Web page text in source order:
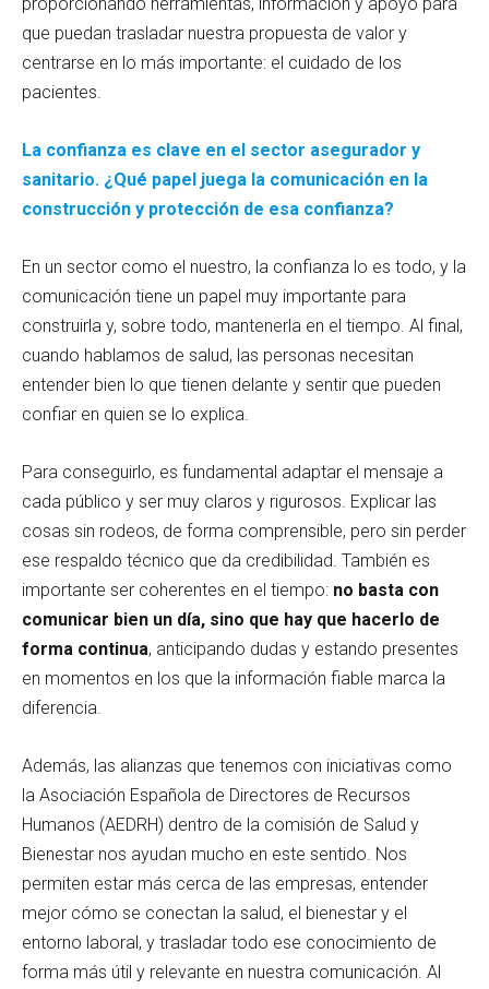
que puedan trasladar nuestra propuesta de valor y
centrarse en lo más importante: el cuidado de los
pacientes.
La confianza es clave en el sector asegurador y
sanitario. ¿Qué papel juega la comunicación en la
construcción y protección de esa confianza?
En un sector como el nuestro, la confianza lo es todo, y la
comunicación tiene un papel muy importante para
construirla y, sobre todo, mantenerla en el tiempo. Al final,
cuando hablamos de salud, las personas necesitan
entender bien lo que tienen delante y sentir que pueden
confiar en quien se lo explica.
Para conseguirlo, es fundamental adaptar el mensaje a
cada público y ser muy claros y rigurosos. Explicar las
cosas sin rodeos, de forma comprensible, pero sin perder
ese respaldo técnico que da credibilidad. También es
importante ser coherentes en el tiempo: no basta con
comunicar bien un día, sino que hay que hacerlo de
forma continua, anticipando dudas y estando presentes
en momentos en los que la información fiable marca la
diferencia.
Además, las alianzas que tenemos con iniciativas como
la Asociación Española de Directores de Recursos
Humanos (AEDRH) dentro de la comisión de Salud y
Bienestar nos ayudan mucho en este sentido. Nos
permiten estar más cerca de las empresas, entender
mejor cómo se conectan la salud, el bienestar y el
entorno laboral, y trasladar todo ese conocimiento de
forma más útil y relevante en nuestra comunicación. Al